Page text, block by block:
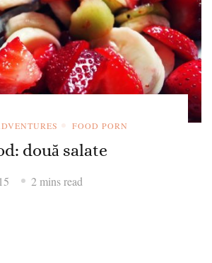
FOOD PORN
două salate
2 mins read